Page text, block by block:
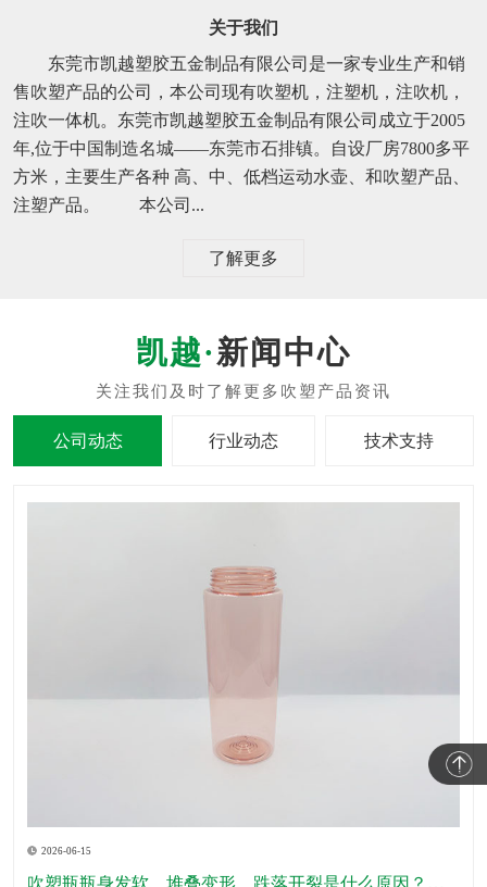
关于我们
东莞市凯越塑胶五金制品有限公司是一家专业生产和销
售吹塑产品的公司，本公司现有吹塑机，注塑机，注吹机，
注吹一体机。东莞市凯越塑胶五金制品有限公司成立于2005
年,位于中国制造名城——东莞市石排镇。自设厂房7800多平
方米，主要生产各种 高、中、低档运动水壶、和吹塑产品、
注塑产品。 本公司...
了解更多
新闻中心
公司动态 行业动态 技术支持
2026-06-15